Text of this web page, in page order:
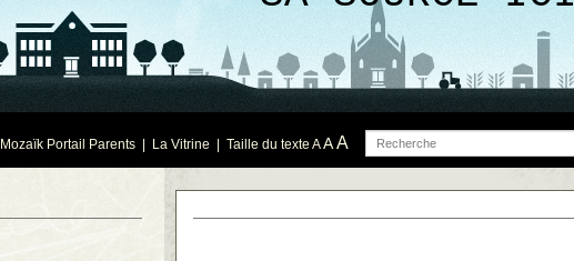
Mozaïk Portail Parents La Vitrine | Taille du texte A AA Recherche